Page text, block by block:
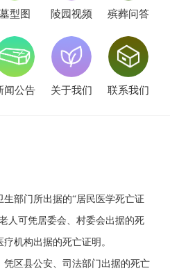
墓型图 陵园视频 殡葬问答
闻公告 关于我们 联系我们
部门所出据的“居民医学死亡证
人可凭居委会、村委会出据的死
机构出据的死亡证明。
凭区县公安、司法部门出据的死亡